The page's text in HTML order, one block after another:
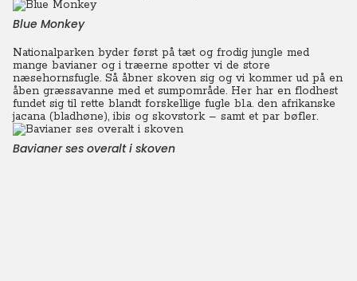
Blue Monkey
Nationalparken byder først på tæt og frodig jungle med
mange bavianer og i træerne spotter vi de store
næsehornsfugle. Så åbner skoven sig og vi kommer ud på en
åben græssavanne med et sumpområde. Her har en flodhest
fundet sig til rette blandt forskellige fugle bl.a. den afrikanske
jacana (bladhøne), ibis og skovstork – samt et par bøfler.
Bavianer ses overalt i skoven